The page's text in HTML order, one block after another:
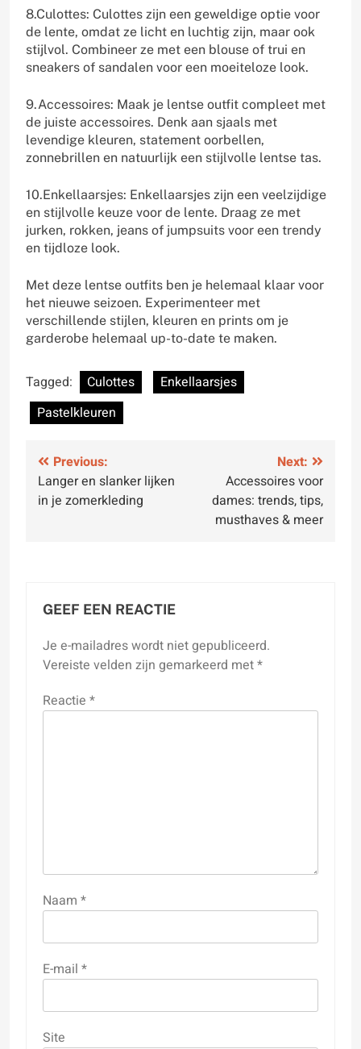
8.Culottes: Culottes zijn een geweldige optie voor
de lente, omdat ze licht en luchtig zijn, maar ook
stijlvol. Combineer ze met een blouse of trui en
sneakers of sandalen voor een moeiteloze look.
9.Accessoires: Maak je lentse outfit compleet met
de juiste accessoires. Denk aan sjaals met
levendige kleuren, statement oorbellen,
zonnebrillen en natuurlijk een stijlvolle lentse tas.
10.Enkellaarsjes: Enkellaarsjes zijn een veelzijdige
en stijlvolle keuze voor de lente. Draag ze met
jurken, rokken, jeans of jumpsuits voor een trendy
en tijdloze look.
Met deze lentse outfits ben je helemaal klaar voor
het nieuwe seizoen. Experimenteer met
verschillende stijlen, kleuren en prints om je
garderobe helemaal up-to-date te maken.
Tagged: Culottes
Enkellaarsjes
Pastelkleuren
Bericht
navigatie
Previous:
Langer en slanker lijken
in je zomerkleding
Next:
Accessoires voor
dames: trends, tips,
musthaves & meer
GEEF EEN REACTIE
Je e-mailadres wordt niet gepubliceerd.
Vereiste velden zijn gemarkeerd met*
Reactie *
Naam *
E-mail *
Site